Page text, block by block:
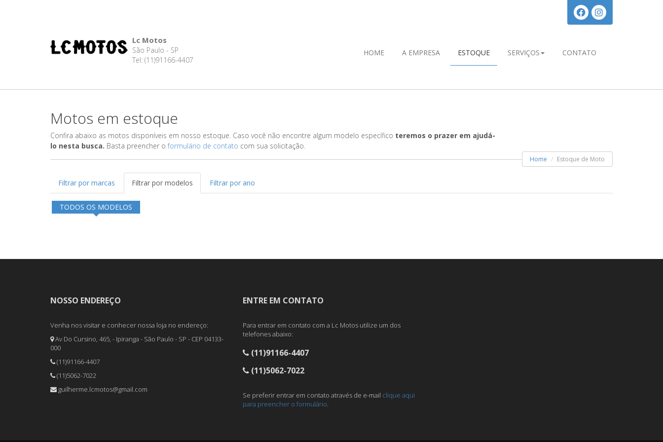
Lc Motos
São Paulo - SP
Tel: (11)91166-4407
HOME A EMPRESA ESTOQUE SERVIÇOS CONTATO
Motos em estoque
Confira abaixo as motos disponíveis em nosso estoque. Caso você não encontre algum modelo específico teremos o prazer em ajudá-
lo nesta busca. Basta preencher oformulário de contato com sua solicitação.
Home Estoque de Moto
Filtrar por marcas Filtrar por modelos Filtrar por ano
TODOS OS MODELOS
NOSSO ENDEREÇO
Venha nos visitar e conhecer nossa loja no endereço:
Av Do Cursino, 465, - Ipiranga - São Paulo - SP - CEP 04133-
000
(11)91166-4407
(11)5062-7022
guilherme.lcmotos@gmail.com
ENTRE EM CONTATO
Para entrar em contato com a Lc Motos utilize um dos
telefones abaixo:
(11)91166-4407
(11)5062-7022
Se preferir entrar em contato através de e-mail clique aqui
para preencher o formulário.